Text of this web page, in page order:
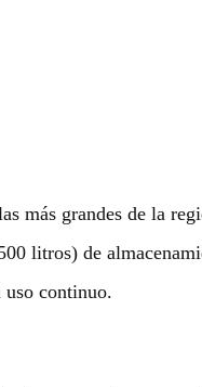
más grandes de la
litros) de
uso continuo.